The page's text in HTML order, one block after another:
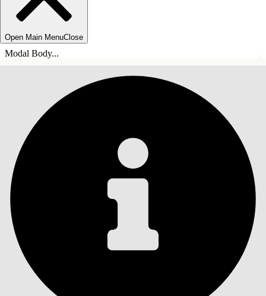
Open Main MenuClose
Modal Body...
СОДЕРЖАНИЕ